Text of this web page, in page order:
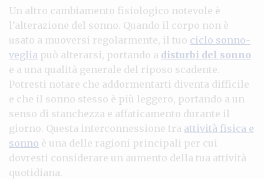
Un altro cambiamento fisiologico notevole è
l’alterazione del sonno. Quando il corpo non è
usato a muoversi regolarmente, il tuo ciclo sonno-
veglia può alterarsi, portando a disturbi del sonno
e a una qualità generale del riposo scadente.
Potresti notare che addormentarti diventa difficile
e che il sonno stesso è più leggero, portando a un
senso di stanchezza e affaticamento durante il
giorno. Questa interconnessione tra attività fisica e
sonno è una delle ragioni principali per cui
dovresti considerare un aumento della tua attività
quotidiana.